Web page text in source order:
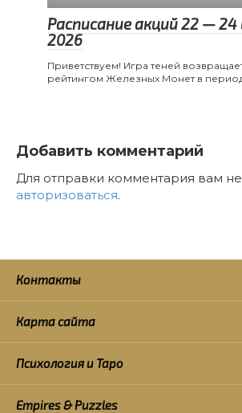
Расписание акций 22 —
2026
Приветствуем! Игра теней
рейтингом Железных Монет в
Добавить комментарий
Для отправки комментария вам
авторизоваться.
Контакты
Карта сайта
Психология и Таро
Empires & Puzzles